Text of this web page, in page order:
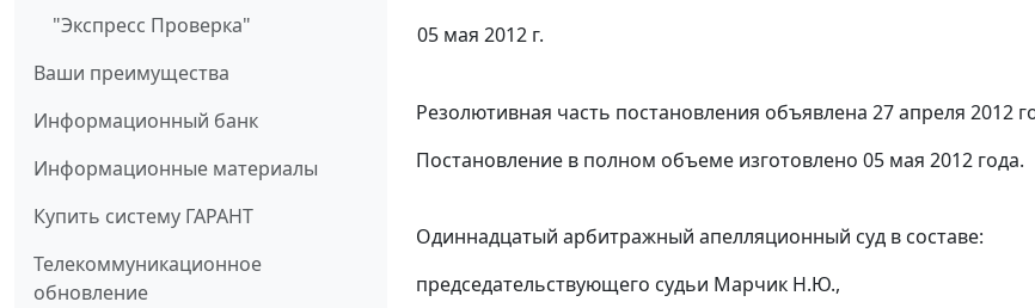
"Экспресс Проверка"
Ваши преимущества
Информационный банк
Информационные материалы
Купить систему ГАРАНТ
Телекоммуникационное
обновление
05 мая 2012 г.
Резолютивная часть постановления объявлена 27 апреля 2012
Постановление в полном объеме изготовлено 05 мая 2012 года.
Одиннадцатый арбитражный апелляционный суд в составе:
председательствующего судьи Марчик Н.Ю.,